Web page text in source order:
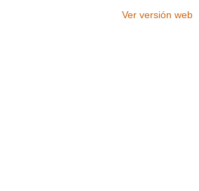
Ver versión web